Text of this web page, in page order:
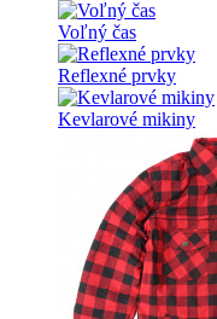
Voľný čas
Reflexné prvky
Kevlarové mikiny